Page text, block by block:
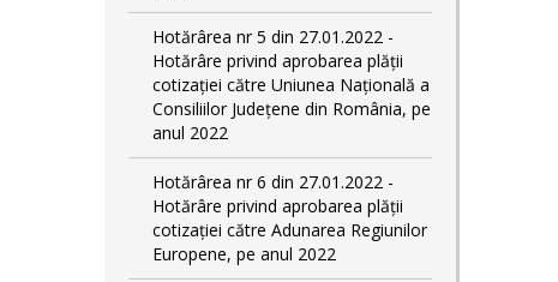
Hotărârea nr 5 din 27.01.2022 -
Hotărâre privind aprobarea plății
cotizației către Uniunea Națională a
Consiliilor Județene din România, pe
anul 2022
Hotărârea nr 6 din 27.01.2022 -
Hotărâre privind aprobarea plății
cotizației către Adunarea Regiunilor
Europene, pe anul 2022